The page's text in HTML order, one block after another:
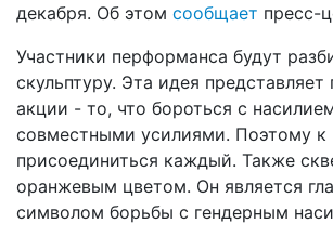
декабря. Об этом сообщает пресс-
Участники перформанса будут
скульптуру. Эта идея представляет
акции - то, что бороться с
совместными усилиями. Поэтому
присоединиться каждый. Также
оранжевым цветом. Он является
символом борьбы с гендерным